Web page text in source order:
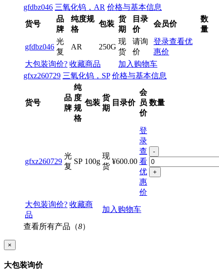
gfdbz046 三氧化钨，AR 价格与基本信息
货号
品
牌
纯度规
格
包装
货
期
目录
价
会员价
数
量
gfdbz046
光
复
AR 250G
现
货
请询
价
登录查看优
惠价
大包装询价? 收藏商品
加入购物车
gfxz260729 三氧化钨，SP 价格与基本信息
货号
品
牌
纯
度
规
格
包装
货
期
目录价
会
员
价
数量
gfxz260729
光
复
SP 100g
现
货
¥600.00
登
录
查
看
优
惠
价
-
+
大包装询价? 收藏商
品
加入购物车
查看所有产品（8）
×
大包装询价